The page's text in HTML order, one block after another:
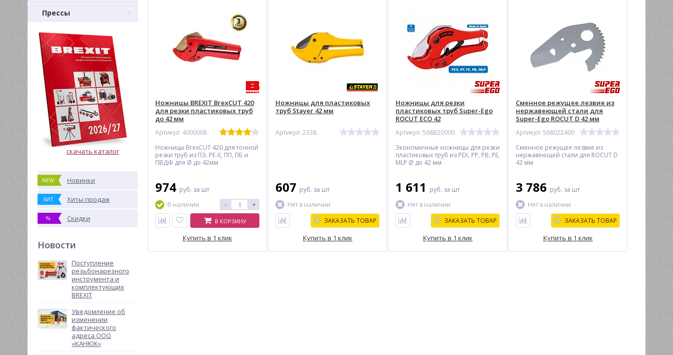
Прессы
скачать каталог
NEW Новинки
ХИТ Хиты продаж
% Скидки
Новости
Поступление
резьбонарезного
инструмента и
комплектующих
BREXIT
Уведомление об
изменении
фактического
адреса ООО
«КАНЮК»
Ножницы BREXIT BrexCUT 420
для резки пластиковых труб
до 42 мм
Артикул: 4000008
Ножницы BrexCUT 420 для точной
резки труб из ПЭ, РЕ-Х, ПП, ПБ и
ПВДФ для Ø до 42мм
974 руб. за шт
В наличии
- +
В КОРЗИНУ
Купить в 1 клик
Ножницы для пластиковых
труб Stayer 42 мм
Артикул: 2338
607 руб. за шт
Нет в наличии
ЗАКАЗАТЬ ТОВАР
Купить в 1 клик
Ножницы для резки
пластиковых труб Super-Ego
ROCUT ECO 42
Артикул: 568B20000
Экономичные ножницы для резки
пластиковых труб из PEX, PP, PB, PE,
MLP Ø до 42 мм
1 611 руб. за шт
Нет в наличии
ЗАКАЗАТЬ ТОВАР
Купить в 1 клик
Сменное режущее лезвие из
нержавеющей стали для
Super-Ego ROCUT D 42 мм
Артикул: 568022400
Сменное режущее лезвие из
нержавеющей стали для ROCUT D
42 мм
3 786 руб. за шт
Нет в наличии
ЗАКАЗАТЬ ТОВАР
Купить в 1 клик